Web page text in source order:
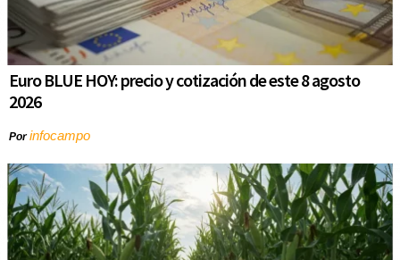
Euro BLUE HOY: precio y cotización de este 8 agosto
2026
Porinfocampo